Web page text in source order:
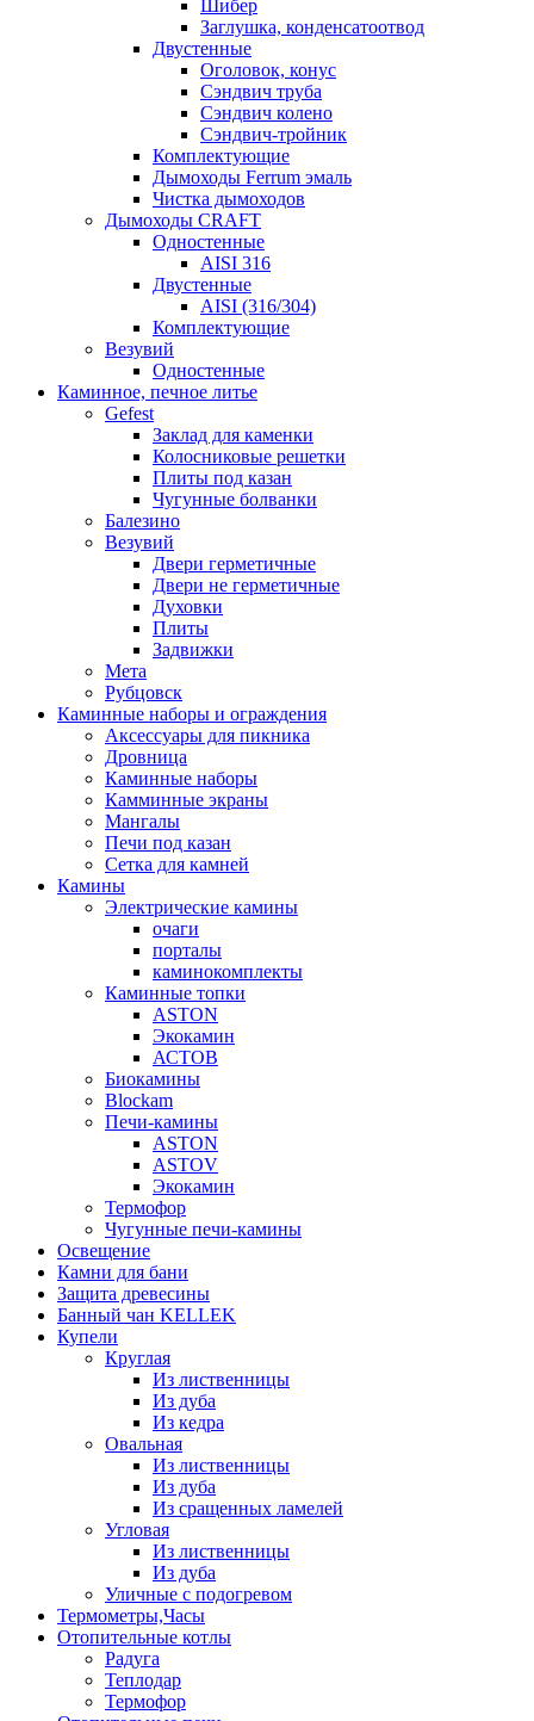
Шибер
Заглушка, конденсатоотвод
Двустенные
Оголовок, конус
Сэндвич труба
Сэндвич колено
Сэндвич-тройник
Комплектующие
Дымоходы Ferrum эмаль
Чистка дымоходов
Дымоходы CRAFT
Одностенные
AISI 316
Двустенные
AISI (316/304)
Комплектующие
Везувий
Одностенные
Каминное, печное литье
Gefest
Заклад для каменки
Колосниковые решетки
Плиты под казан
Чугунные болванки
Балезино
Везувий
Двери герметичные
Двери не герметичные
Духовки
Плиты
Задвижки
Мета
Рубцовск
Каминные наборы и ограждения
Аксессуары для пикника
Дровница
Каминные наборы
Камминные экраны
Мангалы
Печи под казан
Сетка для камней
Камины
Электрические камины
очаги
порталы
каминокомплекты
Каминные топки
ASTON
Экокамин
АСТОВ
Биокамины
Blockam
Печи-камины
ASTON
АSTOV
Экокамин
Термофор
Чугунные печи-камины
Освещение
Камни для бани
Защита древесины
Банный чан KELLEK
Купели
Круглая
Из лиственницы
Из дуба
Из кедра
Овальная
Из лиственницы
Из дуба
Из сращенных ламелей
Угловая
Из лиственницы
Из дуба
Уличные с подогревом
Термометры,Часы
Отопительные котлы
Радуга
Теплодар
Термофор